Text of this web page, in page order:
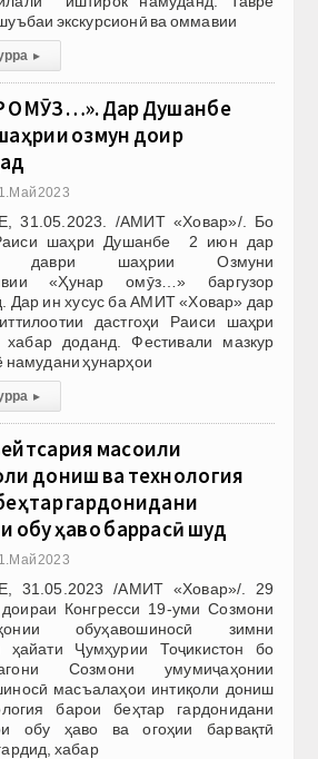
экскурсионӣ ва оммавии
▸
ОМӮЗ…». Дар Душанбе
озмун доир
2023
31.05.2023. /АМИТ «Ховар»/. Бо
шаҳри Душанбе 2 июн дар
даври шаҳрии Озмуни
«Ҳунар омӯз…» баргузор
Дар ин хусус ба АМИТ «Ховар» дар
дастгоҳи Раиси шаҳри
доданд. Фестивали мазкур
намудани ҳунарҳои
▸
масоили
дониш ва технология
гардонидани
обу ҳаво баррасӣ шуд
2023
31.05.2023 /АМИТ «Ховар»/. 29
Конгресси 19-уми Созмони
обуҳавошиносӣ зимни
ҳайати Ҷумҳурии Тоҷикистон бо
Созмони умумиҷаҳонии
масъалаҳои интиқоли дониш
барои беҳтар гардонидани
обу ҳаво ва огоҳии барвақтӣ
хабар